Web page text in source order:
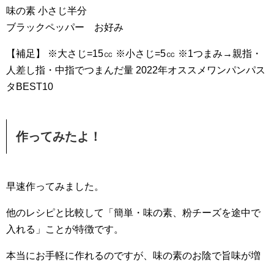
味の素 小さじ半分
ブラックペッパー お好み
【補足】 ※大さじ=15㏄ ※小さじ=5㏄ ※1つまみ→親指・
人差し指・中指でつまんだ量 2022年オススメワンパンパス
タBEST10
作ってみたよ！
早速作ってみました。
他のレシピと比較して「簡単・味の素、粉チーズを途中で
入れる」ことが特徴です。
本当にお手軽に作れるのですが、味の素のお陰で旨味が増